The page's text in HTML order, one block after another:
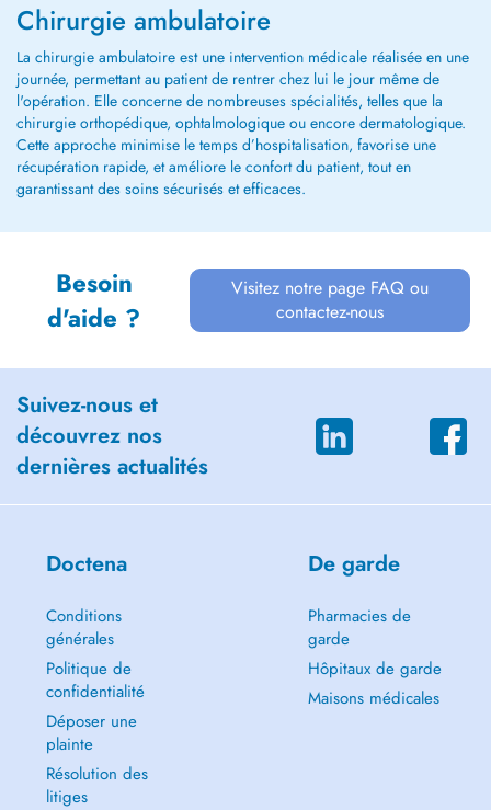
Chirurgie ambulatoire
La chirurgie ambulatoire est une intervention médicale réalisée en une
journée, permettant au patient de rentrer chez lui le jour même de
l'opération. Elle concerne de nombreuses spécialités, telles que la
chirurgie orthopédique, ophtalmologique ou encore dermatologique.
Cette approche minimise le temps d’hospitalisation, favorise une
récupération rapide, et améliore le confort du patient, tout en
garantissant des soins sécurisés et efficaces.
Besoin
d'aide ?
Visitez notre page FAQ ou
contactez-nous
Suivez-nous et
découvrez nos
dernières actualités
Doctena
Conditions
générales
Politique de
confidentialité
Déposer une
plainte
Résolution des
litiges
De garde
Pharmacies de
garde
Hôpitaux de garde
Maisons médicales